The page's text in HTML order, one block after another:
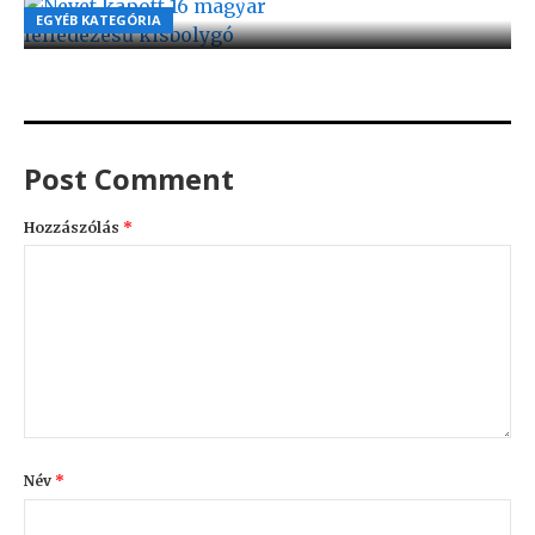
EGYÉB KATEGÓRIA
EGYÉB KATEGÓRIA
EGYÉB KATEGÓRIA
BY 2021.08.08.
Post Comment
Hozzászólás *
Név *